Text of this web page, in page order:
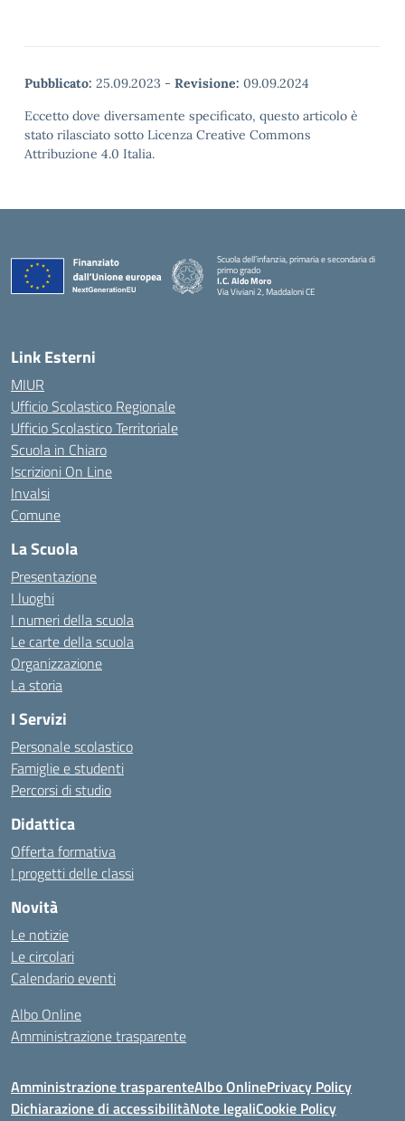
Pubblicato: 25.09.2023 - Revisione: 09.09.2024
Eccetto dove diversamente specificato, questo articolo è
stato rilasciato sotto Licenza Creative Commons
Attribuzione 4.0 Italia.
Scuola dell’infanzia, primaria e secondaria di
primo grado
I.C. Aldo Moro
Via Viviani 2, Maddaloni CE
Link Esterni
MIUR
Ufficio Scolastico Regionale
Ufficio Scolastico Territoriale
Scuola in Chiaro
Iscrizioni On Line
Invalsi
Comune
La Scuola
Presentazione
I luoghi
I numeri della scuola
Le carte della scuola
Organizzazione
La storia
I Servizi
Personale scolastico
Famiglie e studenti
Percorsi di studio
Didattica
Offerta formativa
I progetti delle classi
Novità
Le notizie
Le circolari
Calendario eventi
Albo Online
Amministrazione trasparente
Amministrazione trasparenteAlbo OnlinePrivacy Policy
Dichiarazione di accessibilitàNote legaliCookie Policy